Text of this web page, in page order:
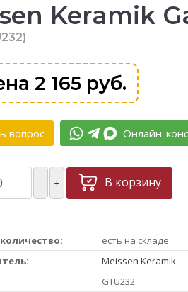
Keramik
2 165 руб.
вопрос Онлайн-
– + В корзину
есть на складе
Meissen Keramik
GTU232